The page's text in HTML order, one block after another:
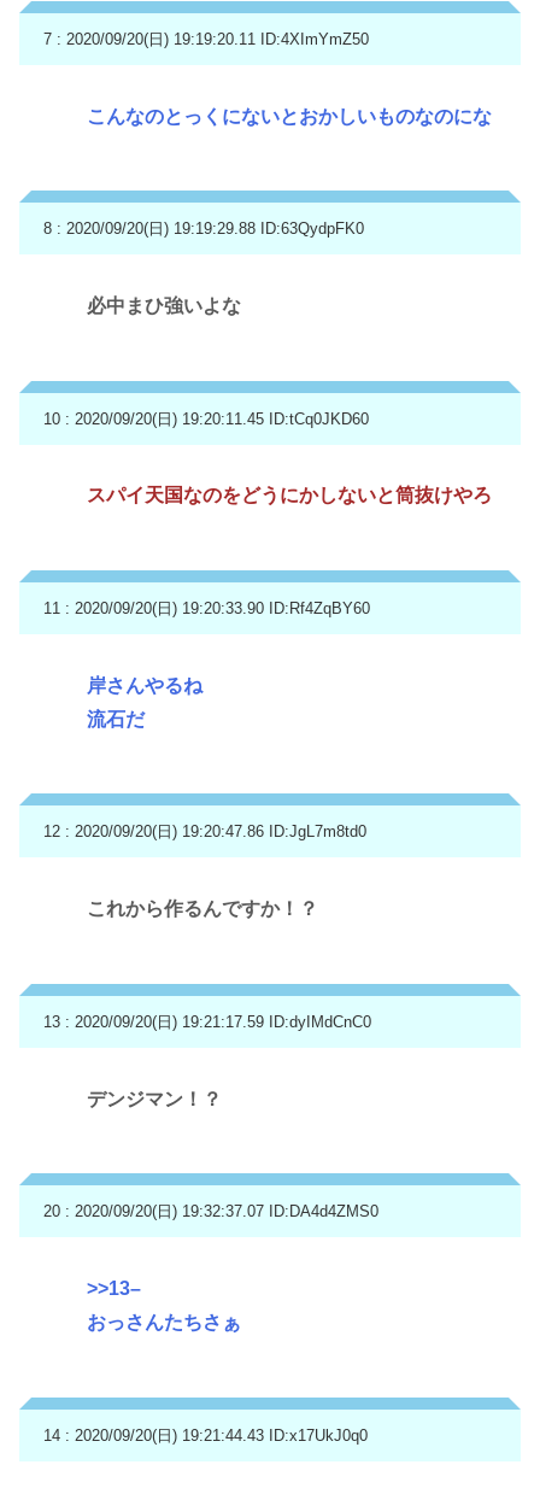
7 : 2020/09/20(日) 19:19:20.11 ID:4XImYmZ50
こんなのとっくにないとおかしいものなのにな
8 : 2020/09/20(日) 19:19:29.88 ID:63QydpFK0
必中まひ強いよな
10 : 2020/09/20(日) 19:20:11.45 ID:tCq0JKD60
スパイ天国なのをどうにかしないと筒抜けやろ
11 : 2020/09/20(日) 19:20:33.90 ID:Rf4ZqBY60
岸さんやるね
流石だ
12 : 2020/09/20(日) 19:20:47.86 ID:JgL7m8td0
これから作るんですか！？
13 : 2020/09/20(日) 19:21:17.59 ID:dyIMdCnC0
デンジマン！？
20 : 2020/09/20(日) 19:32:37.07 ID:DA4d4ZMS0
>>13–
おっさんたちさぁ
14 : 2020/09/20(日) 19:21:44.43 ID:x17UkJ0q0